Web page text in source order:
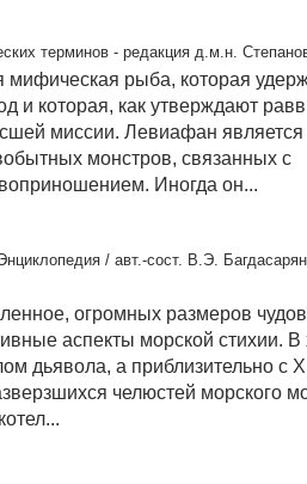
терминов - редакция д.м.н.
мифическая рыба, которая
и которая, как утверждают
миссии. Левиафан является
монстров, связанных с
Иногда он...
/ авт.-сост. В.Э.
огромных размеров
аспекты морской стихии. В
дьявола, а приблизительно с
челюстей морского